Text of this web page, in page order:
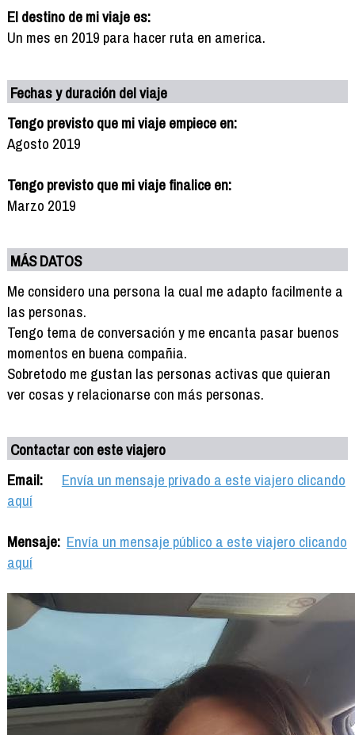
El destino de mi viaje es:
Un mes en 2019 para hacer ruta en america.
Fechas y duración del viaje
Tengo previsto que mi viaje empiece en:
Agosto 2019
Tengo previsto que mi viaje finalice en:
Marzo 2019
MÁS DATOS
Me considero una persona la cual me adapto facilmente a
las personas.
Tengo tema de conversación y me encanta pasar buenos
momentos en buena compañia.
Sobretodo me gustan las personas activas que quieran
ver cosas y relacionarse con más personas.
Contactar con este viajero
Email:
Envía un mensaje privado a este viajero clicando
aquí
Mensaje: Envía un mensaje público a este viajero clicando
aquí